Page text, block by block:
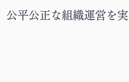
公平公正な組織運営を実